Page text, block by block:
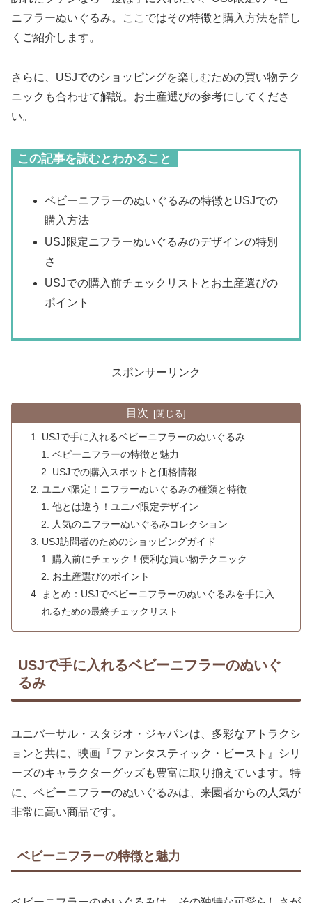
ニフラーぬいぐるみ。ここではその特徴と購入方法を詳し
くご紹介します。
さらに、USJでのショッピングを楽しむための買い物テク
ニックも合わせて解説。お土産選びの参考にしてくださ
い。
この記事を読むとわかること
ベビーニフラーのぬいぐるみの特徴とUSJでの
購入方法
USJ限定ニフラーぬいぐるみのデザインの特別
さ
USJでの購入前チェックリストとお土産選びの
ポイント
スポンサーリンク
目次
USJで手に入れるベビーニフラーのぬいぐるみ
ベビーニフラーの特徴と魅力
USJでの購入スポットと価格情報
ユニバ限定！ニフラーぬいぐるみの種類と特徴
他とは違う！ユニバ限定デザイン
人気のニフラーぬいぐるみコレクション
USJ訪問者のためのショッピングガイド
購入前にチェック！便利な買い物テクニック
お土産選びのポイント
まとめ：USJでベビーニフラーのぬいぐるみを手に入
れるための最終チェックリスト
USJで手に入れるベビーニフラーのぬいぐ
るみ
ユニバーサル・スタジオ・ジャパンは、多彩なアトラクシ
ョンと共に、映画『ファンタスティック・ビースト』シリ
ーズのキャラクターグッズも豊富に取り揃えています。特
に、ベビーニフラーのぬいぐるみは、来園者からの人気が
非常に高い商品です。
ベビーニフラーの特徴と魅力